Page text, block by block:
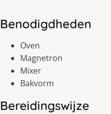
Benodigdheden
Oven
Magnetron
Mixer
Bakvorm
Bereidingswijze